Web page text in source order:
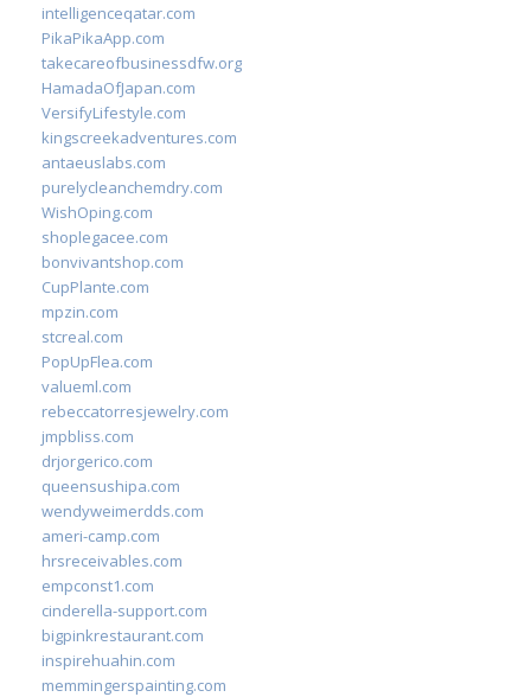
intelligenceqatar.com
PikaPikaApp.com
takecareofbusinessdfw.org
HamadaOfJapan.com
VersifyLifestyle.com
kingscreekadventures.com
antaeuslabs.com
purelycleanchemdry.com
WishOping.com
shoplegacee.com
bonvivantshop.com
CupPlante.com
mpzin.com
stcreal.com
PopUpFlea.com
valueml.com
rebeccatorresjewelry.com
jmpbliss.com
drjorgerico.com
queensushipa.com
wendyweimerdds.com
ameri-camp.com
hrsreceivables.com
empconst1.com
cinderella-support.com
bigpinkrestaurant.com
inspirehuahin.com
memmingerspainting.com